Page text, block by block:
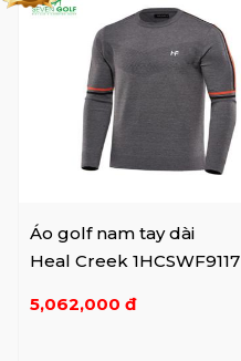
Áo golf nam tay dài
Heal Creek 1HCSWF9117
5,062,000 đ